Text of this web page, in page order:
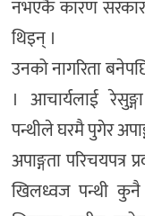
नभएकै कारण
थिइन् ।
उनको नागरिता
। आचार्यलाई
पन्थीले घरमै पुगेर
अपाङ्गता परिचयपत्र
खिलध्वज पन्थी कुनै